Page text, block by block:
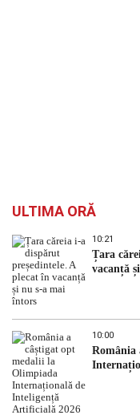
ULTIMA ORĂ
10:21
Țara
vacanță
10:00
România